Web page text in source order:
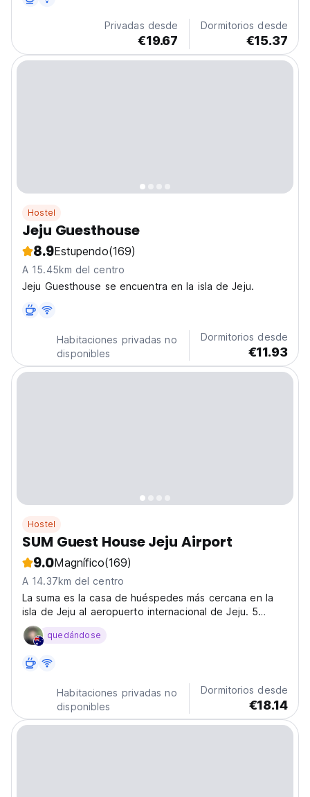
Jeju con otros viajeros. (Auto-translated from original
Privadas desde
€19.67
Dormitorios desde
€15.37
Hostel
Jeju Guesthouse
8.9Estupendo(169)
A 15.45km del centro
Jeju Guesthouse se encuentra en la isla de Jeju.
Habitaciones privadas no
disponibles
Dormitorios desde
€11.93
Hostel
SUM Guest House Jeju Airport
9.0Magnífico(169)
A 14.37km del centro
La suma es la casa de huéspedes más cercana en la
isla de Jeju al aeropuerto internacional de Jeju. 5
minutos del aeropuerto internacional de Jeju en
autobús.quedándose
Habitaciones privadas no
disponibles
Dormitorios desde
€18.14